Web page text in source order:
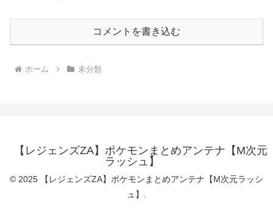
コメントを書き込む
ホーム 未分類
【レジェンズZA】ポケモンまとめアンテナ【M次元
ラッシュ】
© 2025 【レジェンズZA】ポケモンまとめアンテナ【M次元ラッシ
ュ】.